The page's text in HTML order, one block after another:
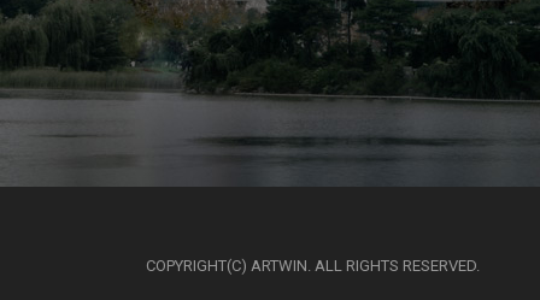
COPYRIGHT(C) ARTWIN. ALL RIGHTS RESERVED.